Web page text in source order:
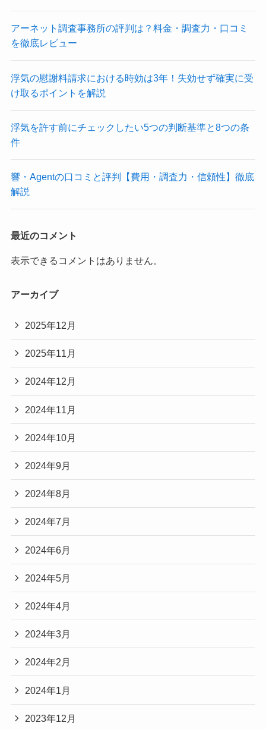
アーネット調査事務所の評判は？料金・調査力・口コミ
を徹底レビュー
浮気の慰謝料請求における時効は3年！失効せず確実に受
け取るポイントを解説
浮気を許す前にチェックしたい5つの判断基準と8つの条
件
響・Agentの口コミと評判【費用・調査力・信頼性】徹底
解説
最近のコメント
表示できるコメントはありません。
アーカイブ
2025年12月
2025年11月
2024年12月
2024年11月
2024年10月
2024年9月
2024年8月
2024年7月
2024年6月
2024年5月
2024年4月
2024年3月
2024年2月
2024年1月
2023年12月